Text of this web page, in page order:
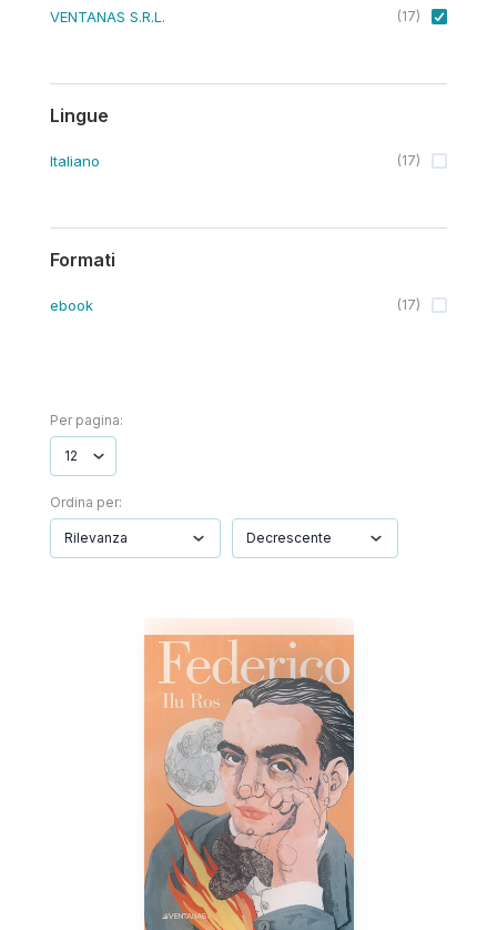
VENTANAS S.R.L. (17)
Lingue
Italiano (17)
Formati
ebook (17)
Per pagina:
Ordina per: